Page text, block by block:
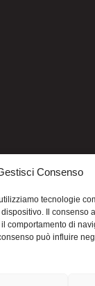
Consenso
tecnologie
Il consenso
comportamento di
può influire